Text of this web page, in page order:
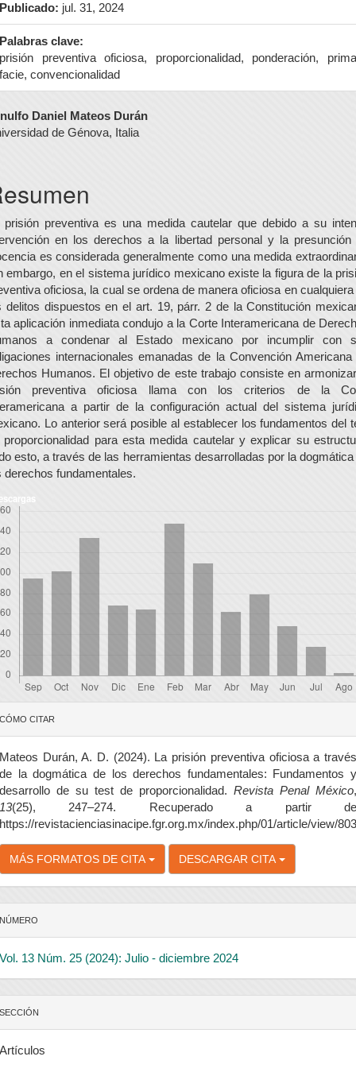
Publicado: jul. 31, 2024
Palabras clave:
prisión preventiva oficiosa, proporcionalidad, ponderación, prima
facie, convencionalidad
Daniel Mateos Durán
de Génova, Italia
prisión preventiva es una medida cautelar que debido a su
en los derechos a la libertad personal y la presunción
es considerada generalmente como una medida
embargo, en el sistema jurídico mexicano existe la figura de la
oficiosa, la cual se ordena de manera oficiosa en cualquiera
delitos dispuestos en el art. 19, párr. 2 de la Constitución
aplicación inmediata condujo a la Corte Interamericana de
a condenar al Estado mexicano por incumplir con
internacionales emanadas de la Convención Americana
Humanos. El objetivo de este trabajo consiste en
preventiva oficiosa llama con los criterios de la
a partir de la configuración actual del sistema
Lo anterior será posible al establecer los fundamentos del
proporcionalidad para esta medida cautelar y explicar su
esto, a través de las herramientas desarrolladas por la dogmática
derechos fundamentales.
CÓMO CITAR
Mateos Durán, A. D. (2024). La prisión preventiva oficiosa a través
de la dogmática de los derechos fundamentales: Fundamentos y
desarrollo de su test de proporcionalidad. Revista Penal México,
13(25), 247–274. Recuperado a partir de
https://revistacienciasinacipe.fgr.org.mx/index.php/01/article/view/803
MÁS FORMATOS DE CITA DESCARGAR CITA
NÚMERO
Vol. 13 Núm. 25 (2024): Julio - diciembre 2024
SECCIÓN
Artículos